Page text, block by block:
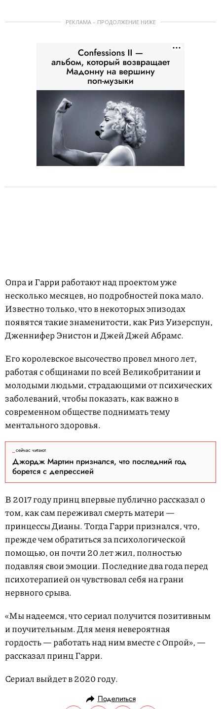
РЕКЛАМА – ПРОДОЛЖЕНИЕ НИЖЕ
Опра и Гарри работают над проектом уже
несколько месяцев, но подробностей пока мало.
Известно только, что в некоторых эпизодах
появятся такие знаменитости, как Риз Уизерспун,
Дженнифер Энистон и Джей Джей Абрамс.
Его королевское высочество провел много лет,
работая с общинами по всей Великобритании и
молодыми людьми, страдающими от психических
заболеваний, чтобы показать, как важно в
современном обществе поднимать тему
ментального здоровья.
сейчас читают
Джордж Мартин признался, что последний год
борется с депрессией
В 2017 году принц впервые публично рассказал о
том, как сам переживал смерть матери —
принцессы Дианы. Тогда Гарри признался, что,
прежде чем обратиться за психологической
помощью, он почти 20 лет жил, полностью
подавляя свои эмоции. Последние два года перед
психотерапией он чувствовал себя на грани
нервного срыва.
«Мы надеемся, что сериал получится позитивным
и поучительным. Для меня невероятная
гордость — работать над ним вместе с Опрой», —
рассказал принц Гарри.
Сериал выйдет в 2020 году.
Поделиться